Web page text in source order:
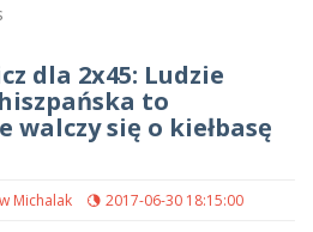
dla 2x45: Ludzie
to
walczy się o kiełbasę
Michalak 2017-06-30 18:15:00